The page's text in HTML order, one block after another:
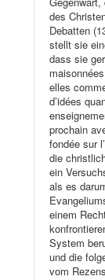
des
Debatten
stellt sie
dass sie
elles
d’idées
prochain
fondée sur
die
ein
als es
einem
System
und die
vom